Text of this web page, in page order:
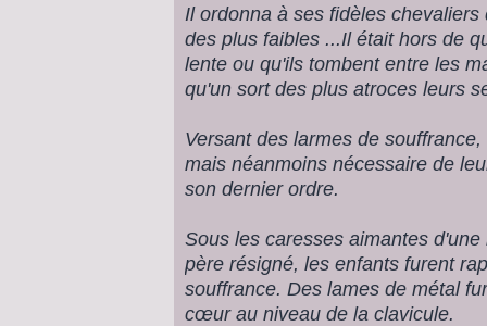
Il ordonna à ses fidèles
des plus faibles ...Il était hors de
lente ou qu'ils tombent entre les
qu'un sort des plus atroces leurs
Versant des larmes de
mais néanmoins nécessaire de
son dernier ordre.
Sous les caresses aimantes
père résigné, les enfants furent
souffrance. Des lames de métal
cœur au niveau de la clavicule.